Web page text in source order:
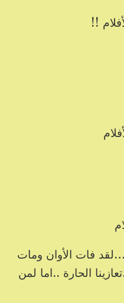
!!
فات الأوان ومات
الحارة ..اما لمن